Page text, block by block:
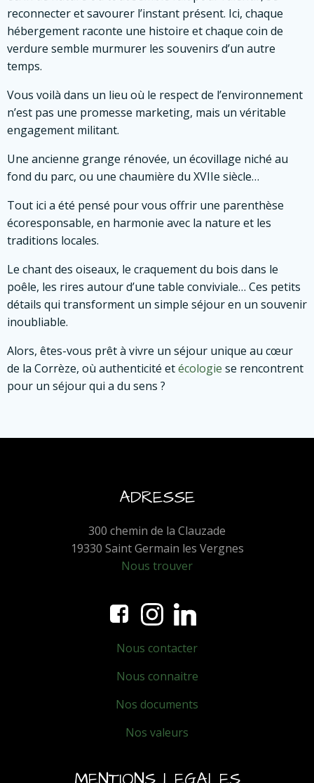
reconnecter et savourer l’instant présent. Ici, chaque
hébergement raconte une histoire et chaque coin de
verdure semble murmurer les souvenirs d’un autre
temps.
Vous voilà dans un lieu où le respect de l’environnement
n’est pas une promesse marketing, mais un véritable
engagement militant.
Une ancienne grange rénovée, un écovillage niché au
fond du parc, ou une chaumière du XVIIe siècle…
Tout ici a été pensé pour vous offrir une parenthèse
écoresponsable, en harmonie avec la nature et les
traditions locales.
Le chant des oiseaux, le craquement du bois dans le
poêle, les rires autour d’une table conviviale… Ces petits
détails qui transforment un simple séjour en un souvenir
inoubliable.
Alors, êtes-vous prêt à vivre un séjour unique au cœur
de la Corrèze, où authenticité etécologie se rencontrent
pour un séjour qui a du sens ?
ADRESSE
300 chemin de la Clauzade
19330 Saint Germain les Vergnes
Nous trouver
Nous contacter
Nous connaitre
Nos documents
Nos valeurs